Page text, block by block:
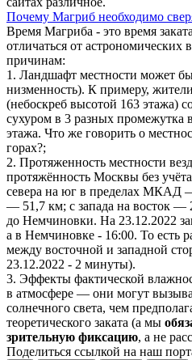
Почему Магриб необходимо
Время Магриба - это время
отличаться от
причинам:
1. Ландшафт местности может
низменность). К примеру,
(небоскреб высотой 163 этажа)
сухуром в 3 разных промежутка
этажа. Что же говорить о
горах?;
2. Протяженность местности
протяжённость Москвы без
севера на юг в пределах
— 51,7 км; с запада на восток —
до Немчиновки. На 23.12.2022
а в Немчиновке - 16:00. То есть
между восточной и западной
23.12.2022 - 2 минуты).
3. Эффекты фактической
в атмосфере — они могут
солнечного света, чем
теоретического заката (а мы
зрительную фиксацию, а не
Поделиться ссылкой на наш